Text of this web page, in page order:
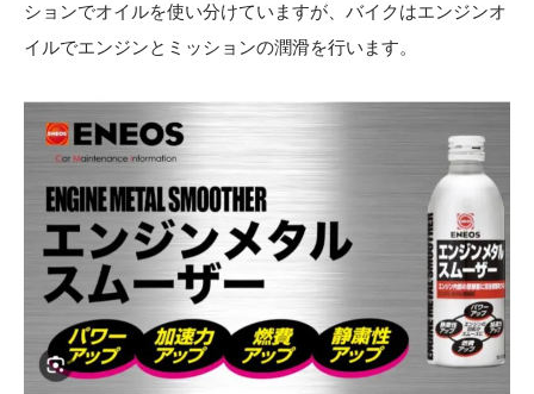
ションでオイルを使い分けていますが、バイクはエンジンオ
イルでエンジンとミッションの潤滑を行います。